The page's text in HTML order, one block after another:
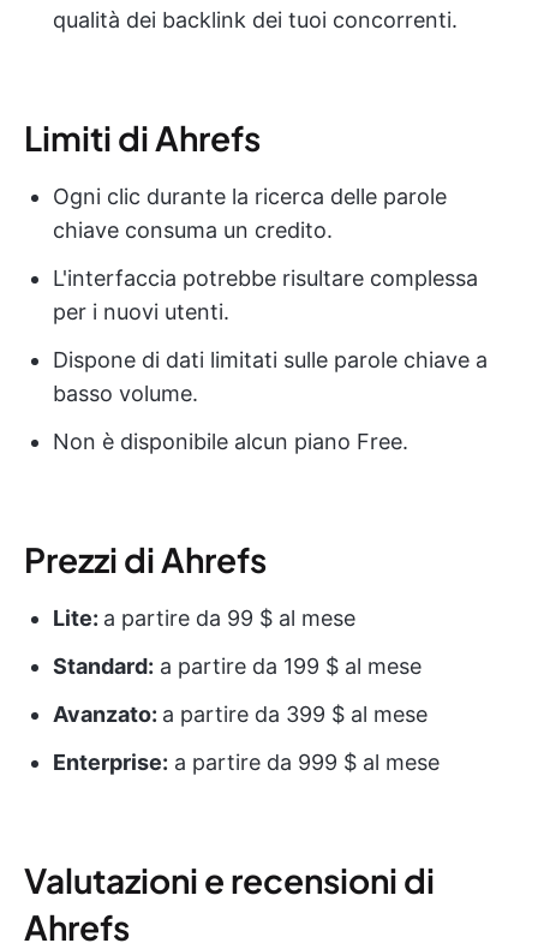
qualità dei backlink dei tuoi concorrenti.
Limiti di Ahrefs
Ogni clic durante la ricerca delle parole
chiave consuma un credito.
L'interfaccia potrebbe risultare complessa
per i nuovi utenti.
Dispone di dati limitati sulle parole chiave a
basso volume.
Non è disponibile alcun piano Free.
Prezzi di Ahrefs
Lite: a partire da 99 $ al mese
Standard: a partire da 199 $ al mese
Avanzato: a partire da 399 $ al mese
Enterprise: a partire da 999 $ al mese
Valutazioni e recensioni di
Ahrefs